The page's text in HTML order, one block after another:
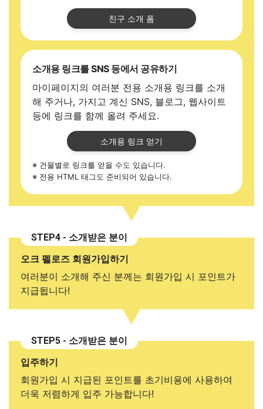
친구 소개 폼
소개용 링크를 SNS 등에서 공유하기
마이페이지의 여러분 전용 소개용 링크를 소개
해 주거나, 가지고 계신 SNS, 블로그, 웹사이트
등에 링크를 함께 올려 주세요.
소개용 링크 얻기
※ 건물별로 링크를 얻을 수도 있습니다.
※ 전용 HTML 태그도 준비되어 있습니다.
STEP4 - 소개받은 분이
오크 펠로즈 회원가입하기
여러분이 소개해 주신 분께는 회원가입 시 포인트가
지급됩니다!
STEP5 - 소개받은 분이
입주하기
회원가입 시 지급된 포인트를 초기비용에 사용하여
더욱 저렴하게 입주 가능합니다!